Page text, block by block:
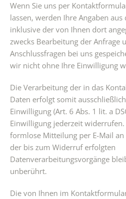
Wenn Sie uns per
lassen, werden Ihre Angaben
inklusive der von Ihnen dort
zwecks Bearbeitung der Anfrage
Anschlussfragen bei uns
wir nicht ohne Ihre Einwilligung
Die Verarbeitung der in das
Daten erfolgt somit
Einwilligung (Art. 6 Abs. 1 lit. a
Einwilligung jederzeit
formlose Mitteilung per E-Mail
der bis zum Widerruf erfolgten
Datenverarbeitungsvorgänge
unberührt.
Die von Ihnen im